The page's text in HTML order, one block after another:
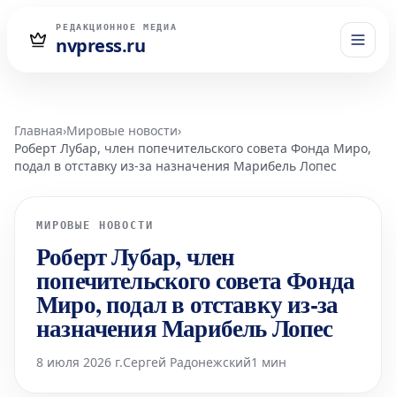
РЕДАКЦИОННОЕ МЕДИА
nvpress.ru
Главная›Мировые новости›
Роберт Лубар, член попечительского совета Фонда Миро,
подал в отставку из-за назначения Марибель Лопес
МИРОВЫЕ НОВОСТИ
Роберт Лубар, член
попечительского совета Фонда
Миро, подал в отставку из-за
назначения Марибель Лопес
8 июля 2026 г.Сергей Радонежский1 мин